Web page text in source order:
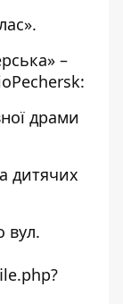
–
:
драми
дитячих
вул.